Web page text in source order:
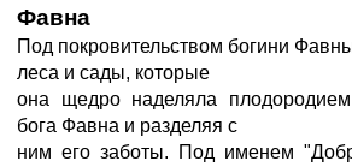
Фавна
Под покровительством богини
леса и сады, которые
она щедро наделяла
бога Фавна и разделяя с
ним его заботы. Под именем